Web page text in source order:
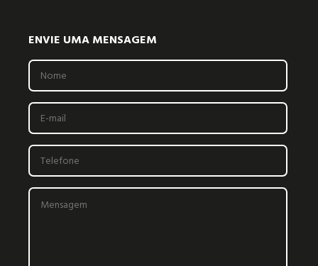
ENVIE UMA MENSAGEM